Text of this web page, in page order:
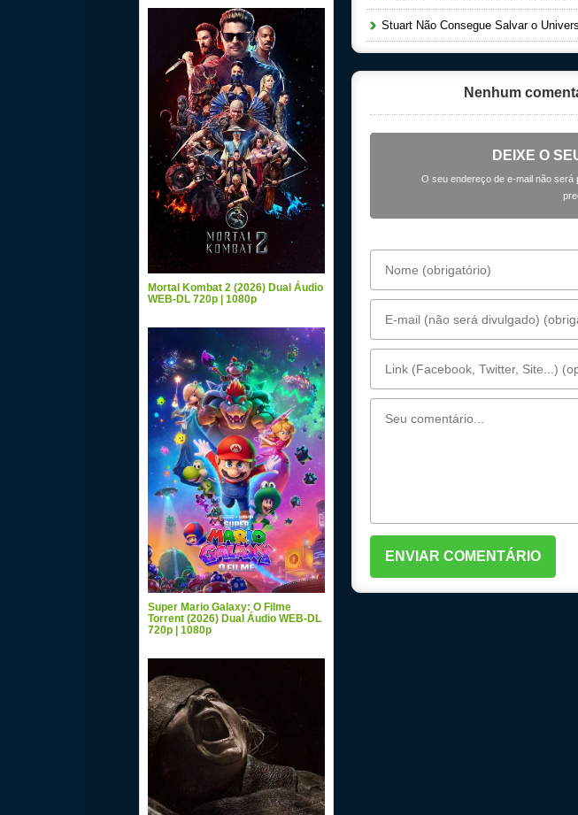
Stuart Não Consegue Salvar o Universo
Nenhum
DEIXE O
O seu endereço de e-mail não
Mortal Kombat 2 (2026) Dual Áudio
WEB-DL 720p | 1080p
Super Mario Galaxy: O Filme
Torrent (2026) Dual Áudio WEB-DL
720p | 1080p